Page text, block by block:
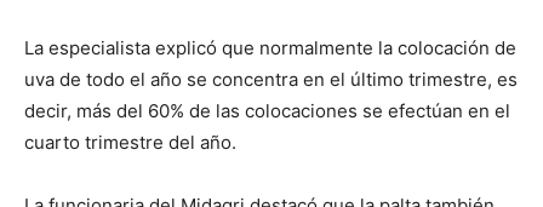
La especialista explicó que normalmente la colocación de
uva de todo el año se concentra en el último trimestre, es
decir, más del 60% de las colocaciones se efectúan en el
cuarto trimestre del año.